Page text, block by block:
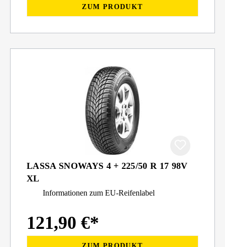
ZUM PRODUKT
LASSA SNOWAYS 4 + 225/50 R 17 98V
XL
Informationen zum EU-Reifenlabel
121,90 €*